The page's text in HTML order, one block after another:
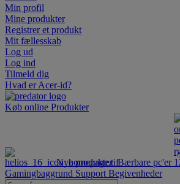
Min profil
Mine produkter
Registrer et produkt
Mit fællesskab
Log ud
Log ind
Tilmeld dig
Hvad er Acer-id?
Køb online Produkter
Nye produkter Bærbare pc'er
Gamingbaggrund Support Begivenheder